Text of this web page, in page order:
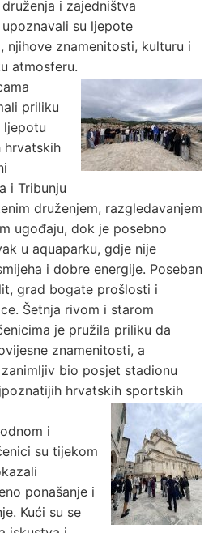
druženja i zajedništva
upoznavali su ljepote
njihove znamenitosti, kulturu i
atmosferu.
priliku
hrvatskih
i Tribunju
druženjem, razgledavanjem
ugođaju, dok je posebno
u aquaparku, gdje nije
i dobre energije. Poseban
grad bogate prošlosti i
Šetnja rivom i starom
je pružila priliku da
znamenitosti, a
bio posjet stadionu
hrvatskih sportskih
i
su tijekom
ponašanje i
Kući su se